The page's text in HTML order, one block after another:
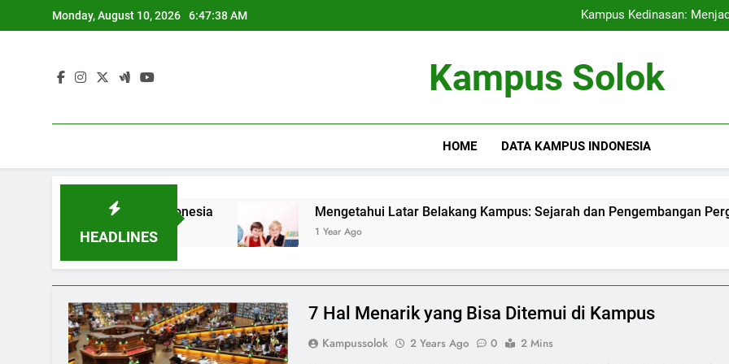
to
Monday, August 10, 2026 6:47:39 AM
Kampus Kedinasan:
Pendidikan:
Kampus Kedinasan:
Pendidikan:
Kampus Solok
HOME DATA KAMPUS INDONESIA
HEADLINES
Sukses di Indonesia Mengetahui Latar Belakang Kampus: Sejarah dan Pengembangan Perguruan
1 Year Ago
7 Hal Menarik yang Bisa Ditemui di Kampus
Kampussolok 2 Years Ago 0
2 Mins